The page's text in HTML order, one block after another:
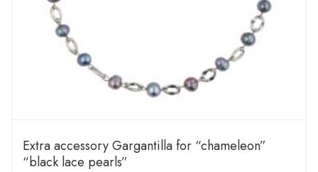
Extra accessory Gargantilla for “chameleon”
“black lace pearls”